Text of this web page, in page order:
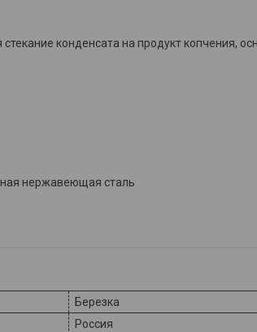
конденсата на продукт копчения,
нержавеющая сталь
Березка
Россия